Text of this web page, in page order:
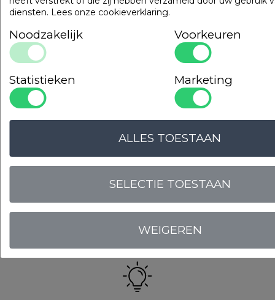
garanties
diensten. Lees onze cookieverklaring.
Noodzakelijk Voorkeuren
Statistieken Marketing
WEIGEREN
SELECTIE TOESTAAN
ALLES TOESTAAN